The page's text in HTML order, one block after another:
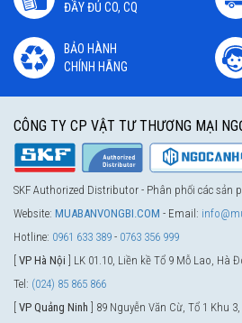
ĐẦY ĐỦ CO, CQ
BẢO HÀNH
CHÍNH HÃNG
CÔNG TY CP VẬT TƯ THƯƠNG MẠI
SKF Authorized Distributor - Phân phối các sản
Website: MUABANVONGBI.COM - Email:
Hotline: 0961 633 389 - 0763 356 999
VP Hà Nội ] LK 01.10, Liền kề Tổ 9 Mỗ Lao, Hà
Tel: (024) 85 865 866
VP Quảng Ninh ] 89 Nguyễn Văn Cừ, Tổ 1 Khu